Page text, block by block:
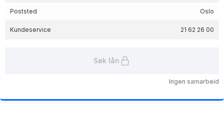
Poststed Oslo
Kundeservice 21 62 26 00
Søk lån
Ingen samarbeid